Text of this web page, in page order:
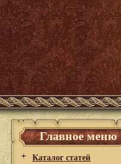
Главное меню
Каталог статей